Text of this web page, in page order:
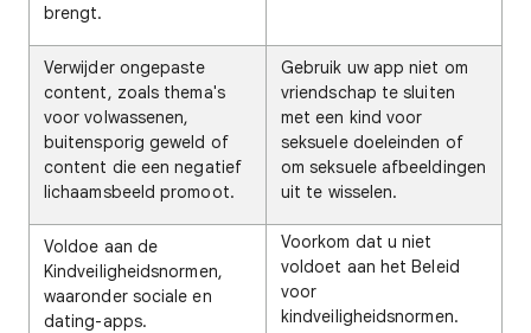
brengt.
Verwijder ongepaste
content, zoals thema's
voor volwassenen,
buitensporig geweld of
content die een negatief
lichaamsbeeld promoot.
Gebruik uw app niet om
vriendschap te sluiten
met een kind voor
seksuele doeleinden of
om seksuele afbeeldingen
uit te wisselen.
Voldoe aan de
Kindveiligheidsnormen,
waaronder sociale en
dating-apps.
Voorkom dat u niet
voldoet aan het Beleid
voor
kindveiligheidsnormen.